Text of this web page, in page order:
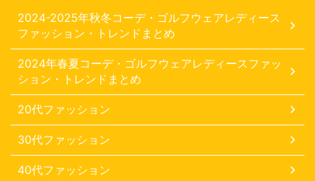
2024-2025年秋冬コーデ・ゴルフウェアレディース
ファッション・トレンドまとめ
2024年春夏コーデ・ゴルフウェアレディースファッ
ション・トレンドまとめ
20代ファッション
30代ファッション
40代ファッション